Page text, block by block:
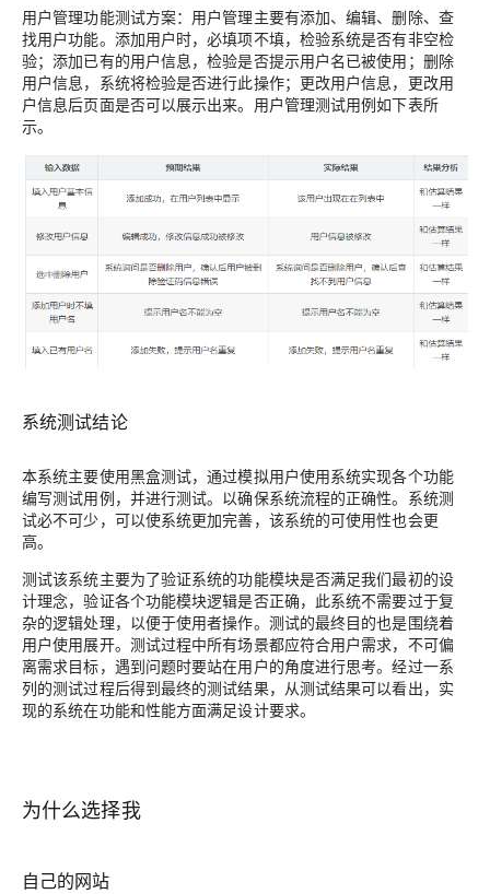
用户管理功能测试方案：用户管理主要有添加、编辑、删除、查
找用户功能。添加用户时，必填项不填，检验系统是否有非空检
验；添加已有的用户信息，检验是否提示用户名已被使用；删除
用户信息，系统将检验是否进行此操作；更改用户信息，更改用
户信息后页面是否可以展示出来。用户管理测试用例如下表所
示。
系统测试结论
本系统主要使用黑盒测试，通过模拟用户使用系统实现各个功能
编写测试用例，并进行测试。以确保系统流程的正确性。系统测
试必不可少，可以使系统更加完善，该系统的可使用性也会更
高。
测试该系统主要为了验证系统的功能模块是否满足我们最初的设
计理念，验证各个功能模块逻辑是否正确，此系统不需要过于复
杂的逻辑处理，以便于使用者操作。测试的最终目的也是围绕着
用户使用展开。测试过程中所有场景都应符合用户需求，不可偏
离需求目标，遇到问题时要站在用户的角度进行思考。经过一系
列的测试过程后得到最终的测试结果，从测试结果可以看出，实
现的系统在功能和性能方面满足设计要求。
为什么选择我
自己的网站